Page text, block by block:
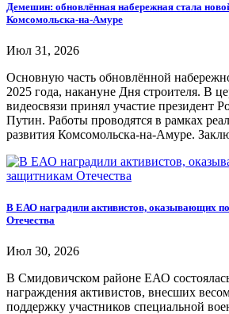
Демешин: обновлённая набережная стала
Комсомольска-на-Амуре
Июл 31, 2026
Основную часть обновлённой
2025 года, накануне Дня строителя. В
видеосвязи принял участие президент
Путин. Работы проводятся в рамках
развития Комсомольска-на-Амуре.
В ЕАО наградили активистов, оказывающих
Отечества
Июл 30, 2026
В Смидовичском районе ЕАО
награждения активистов, внесших
поддержку участников специальной